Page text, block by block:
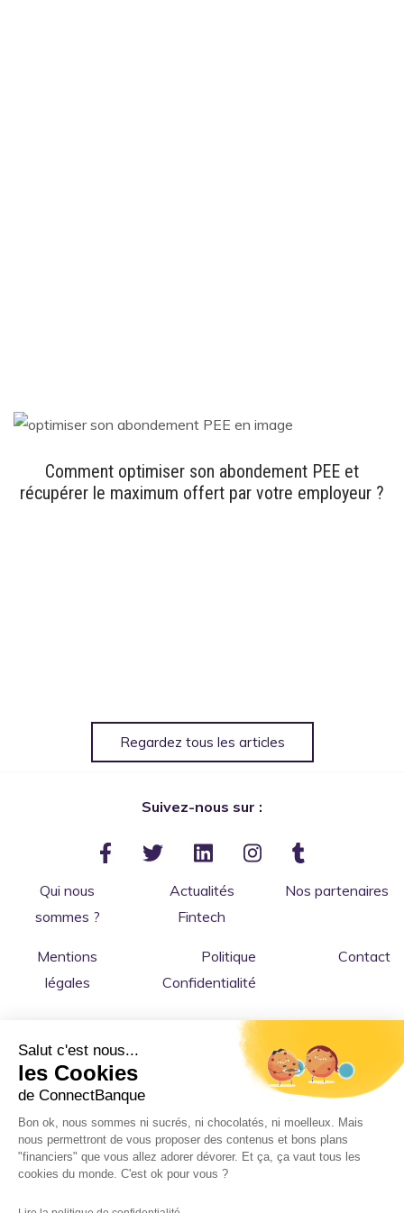
Comment optimiser son abondement PEE et
récupérer le maximum offert par votre employeur ?
Regardez tous les articles
Suivez-nous sur :
Qui nous
sommes ?
Actualités
Fintech
Nos partenaires
Mentions
légales
Politique
Confidentialité
Contact
Copyright © 2026 ConnectBanque: le comparateur
indépendant de banques en ligne, fintech et services bancaires
Salut c'est nous...
les Cookies
de ConnectBanque
Bon ok, nous sommes ni sucrés, ni chocolatés, ni moelleux. Mais
nous permettront de vous proposer des contenus et bons plans
"financiers" que vous allez adorer dévorer. Et ça, ça vaut tous les
cookies du monde. C'est ok pour vous ?